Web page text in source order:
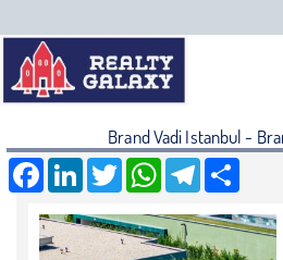
Brand Vadi Istanbul -
Facebook LinkedIn Twitter WhatsApp Telegram